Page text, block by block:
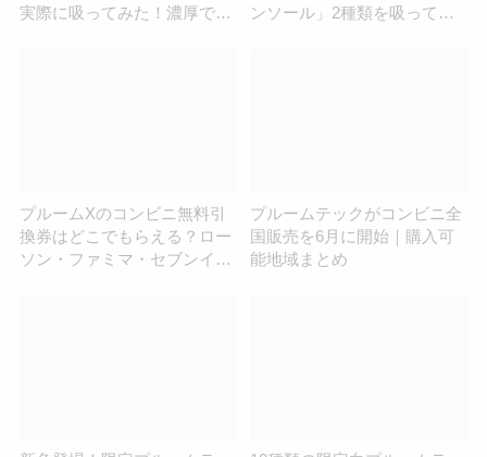
実際に吸ってみた！濃厚で強
ンソール」2種類を吸ってみ
プルームXのコンビニ無料引
換券はどこでもらえる？ロー
ソン・ファミマ・セブンイレ
プルームテックがコンビニ全
国販売を6月に開始｜購入可
能地域まとめ